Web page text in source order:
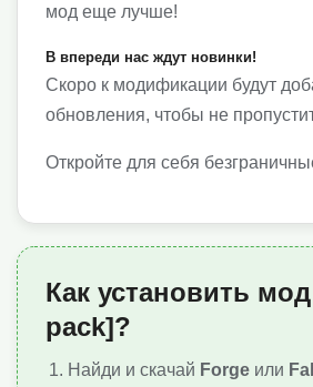
мод еще лучше!
В впереди нас ждут новинки!
Скоро к модификации будут
обновления, чтобы не
Откройте для себя
Как установить
pack]?
Найди и скачай Forge или